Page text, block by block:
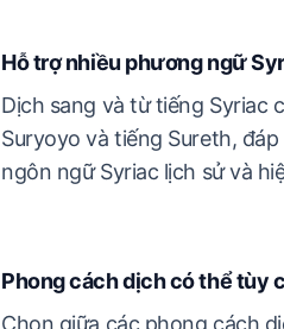
Hỗ trợ nhiều phương ngữ
Dịch sang và từ tiếng Syriac
Suryoyo và tiếng Sureth,
ngôn ngữ Syriac lịch sử và
Phong cách dịch có thể tùy
Chọn giữa các phong cách